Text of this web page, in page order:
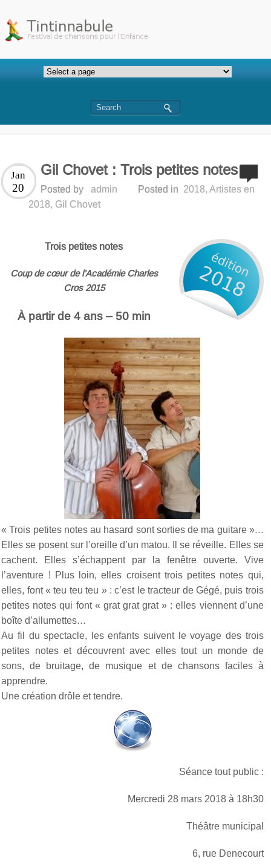
Gil Chovet : Trois petites notes
Jan
20 Posted by admin Posted in 2018,Artistes en
2018, Gil Chovet
Trois petites notes
Coup de cœur de l’Académie Charles
Cros 2015
À partir de 4 ans – 50 min
« Trois petites notes au hasard sont sorties de ma guitare »…
Elles se posent sur l’oreille d’un matou. Il se réveille. Elles se
cachent. Elles s’échappent par la fenêtre ouverte. Vive
l’aventure ! Plus loin, elles croisent trois petites notes qui,
elles, font « teu teu teu » : c’est le tracteur de Gégé, puis trois
petites notes qui font « grat grat grat » : elles viennent d’une
boîte d’allumettes…
Au fil du spectacle, les enfants suivent le voyage des trois
petites notes et découvrent avec elles tout un monde de
sons, de bruitage, de musique et de chansons faciles à
apprendre.
Une création drôle et tendre.
Séance tout public :
Mercredi 28 mars 2018 à 18h30
Théâtre municipal
6, rue Denecourt